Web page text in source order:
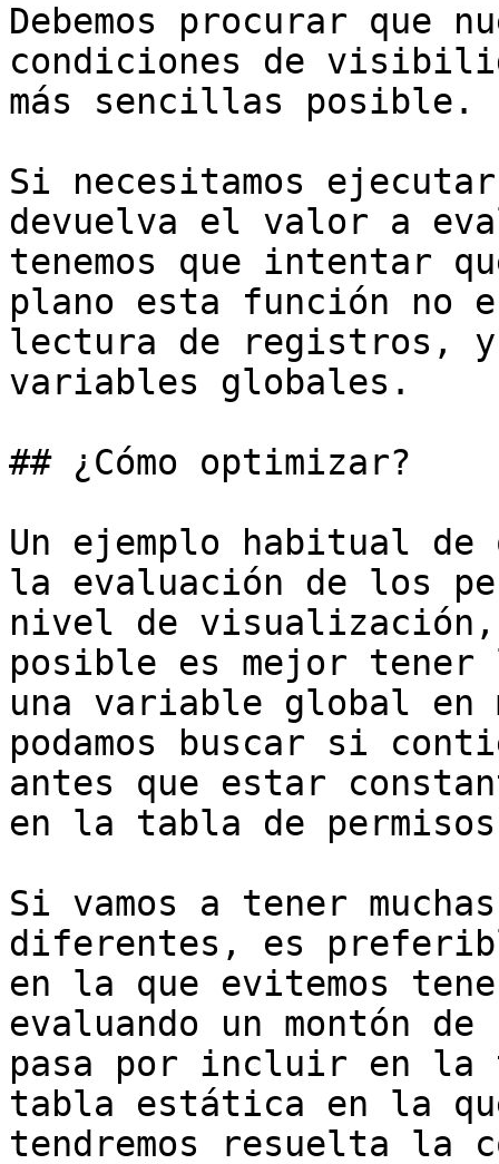
Debemos procurar que
condiciones de
más sencillas posible.
Si necesitamos
devuelva el valor a
tenemos que intentar
plano esta función no
lectura de registros, y
variables globales.
## ¿Cómo optimizar?
Un ejemplo habitual
la evaluación de los
nivel de
posible es mejor tener
una variable global en
podamos buscar si
antes que estar
en la tabla de
Si vamos a tener
diferentes, es
en la que evitemos
evaluando un montón
pasa por incluir en la
tabla estática en la
tendremos resuelta la